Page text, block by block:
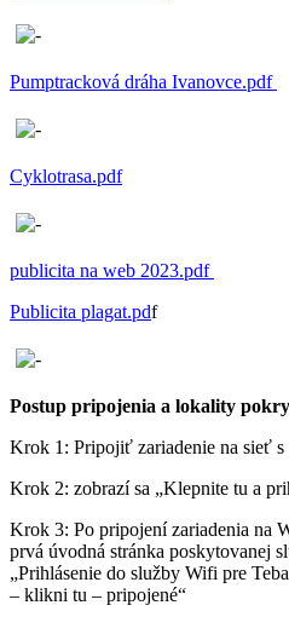
Pumptracková dráha Ivanovce.pdf
Cyklotrasa.pdf
publicita na web 2023.pdf
Publicita plagat.pdf
Postup pripojenia a lokality
Krok 1: Pripojiť zariadenie na sieť s
Krok 2: zobrazí sa „Klepnite tu a
Krok 3: Po pripojení zariadenia na
prvá úvodná stránka poskytovanej
„Prihlásenie do služby Wifi pre
– klikni tu – pripojené“